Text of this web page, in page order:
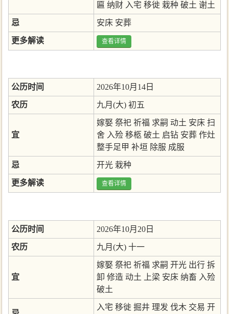
匾 纳财 入宅 移徙 栽种 破土 谢土
忌 安床 安葬
更多解读 查看详情
公历时间 2026年10月14日
农历 九月(大) 初五
宜
嫁娶 祭祀 祈福 求嗣 动土 安床 扫
舍 入殓 移柩 破土 启钻 安葬 作灶
整手足甲 补垣 除服 成服
忌 开光 栽种
更多解读 查看详情
公历时间 2026年10月20日
农历 九月(大) 十一
宜
嫁娶 祭祀 祈福 求嗣 开光 出行 拆
卸 修造 动土 上梁 安床 纳畜 入殓
破土
入宅 移徙 掘井 理发 伐木 交易 开